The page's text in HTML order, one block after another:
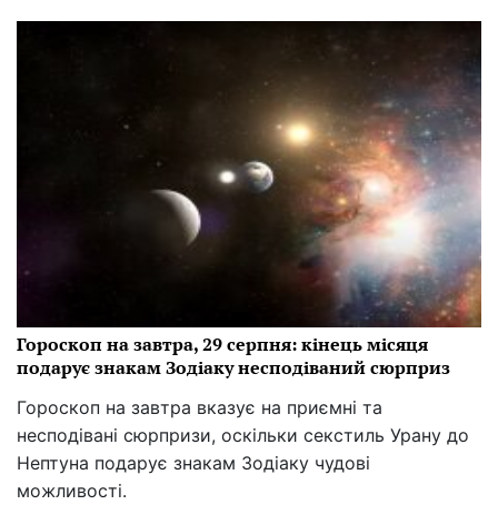
Гороскоп на завтра, 29 серпня: кінець місяця
подарує знакам Зодіаку несподіваний сюрприз
Гороскоп на завтра вказує на приємні та
несподівані сюрпризи, оскільки секстиль Урану до
Нептуна подарує знакам Зодіаку чудові
можливості.